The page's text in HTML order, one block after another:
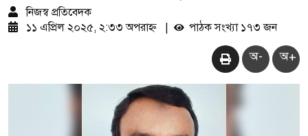
নিজস্ব প্রতিবেদক
১১ এপ্রিল ২০২৫, ২:৩৩ অপরাহ্ন
পাঠক সংখ্যা ১৭৩ জন
অ- অ+